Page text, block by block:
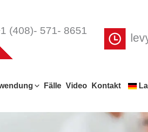
(408)- 571- 8651
Fälle Video Kontakt